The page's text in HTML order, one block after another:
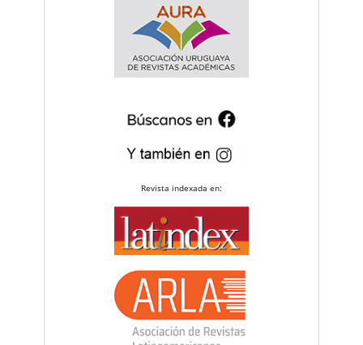
Revista indexada en: